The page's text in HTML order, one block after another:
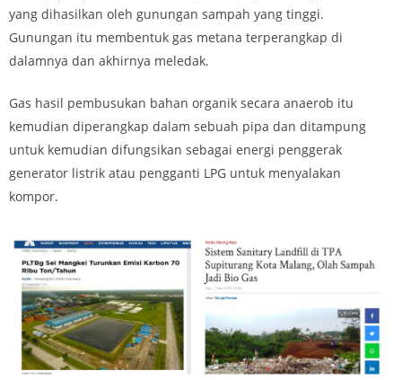
yang dihasilkan oleh gunungan sampah yang tinggi.
Gunungan itu membentuk gas metana terperangkap di
dalamnya dan akhirnya meledak.
Gas hasil pembusukan bahan organik secara anaerob itu
kemudian diperangkap dalam sebuah pipa dan ditampung
untuk kemudian difungsikan sebagai energi penggerak
generator listrik atau pengganti LPG untuk menyalakan
kompor.